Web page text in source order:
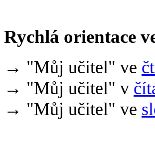
Rychlá orientace
→ "Můj učitel" ve
→ "Můj učitel" v
→ "Můj učitel" ve